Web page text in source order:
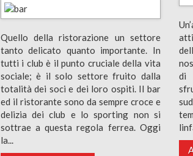
Quello della ristorazione un settore
tanto delicato quanto importante. In
tutti i club è il punto cruciale della vita
sociale; è il solo settore fruito dalla
totalità dei soci e dei loro ospiti. Il bar
ed il ristorante sono da sempre croce e
delizia dei club e lo sporting non si
sottrae a questa regola ferrea. Oggi
la...
di